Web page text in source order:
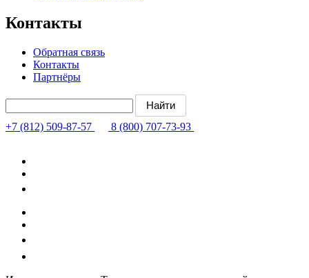
Контакты
Обратная связь
Контакты
Партнёры
+7 (812) 509-87-57 8 (800) 707-73-93